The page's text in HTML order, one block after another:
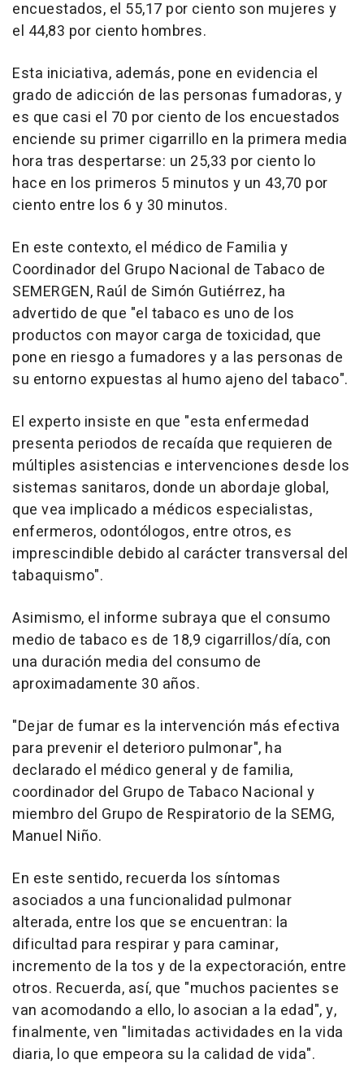
encuestados, el 55,17 por ciento son mujeres y
el 44,83 por ciento hombres.
Esta iniciativa, además, pone en evidencia el
grado de adicción de las personas fumadoras, y
es que casi el 70 por ciento de los encuestados
enciende su primer cigarrillo en la primera media
hora tras despertarse: un 25,33 por ciento lo
hace en los primeros 5 minutos y un 43,70 por
ciento entre los 6 y 30 minutos.
En este contexto, el médico de Familia y
Coordinador del Grupo Nacional de Tabaco de
SEMERGEN, Raúl de Simón Gutiérrez, ha
advertido de que "el tabaco es uno de los
productos con mayor carga de toxicidad, que
pone en riesgo a fumadores y a las personas de
su entorno expuestas al humo ajeno del tabaco".
El experto insiste en que "esta enfermedad
presenta periodos de recaída que requieren de
múltiples asistencias e intervenciones desde los
sistemas sanitaros, donde un abordaje global,
que vea implicado a médicos especialistas,
enfermeros, odontólogos, entre otros, es
imprescindible debido al carácter transversal del
tabaquismo".
Asimismo, el informe subraya que el consumo
medio de tabaco es de 18,9 cigarrillos/día, con
una duración media del consumo de
aproximadamente 30 años.
"Dejar de fumar es la intervención más efectiva
para prevenir el deterioro pulmonar", ha
declarado el médico general y de familia,
coordinador del Grupo de Tabaco Nacional y
miembro del Grupo de Respiratorio de la SEMG,
Manuel Niño.
En este sentido, recuerda los síntomas
asociados a una funcionalidad pulmonar
alterada, entre los que se encuentran: la
dificultad para respirar y para caminar,
incremento de la tos y de la expectoración, entre
otros. Recuerda, así, que "muchos pacientes se
van acomodando a ello, lo asocian a la edad", y,
finalmente, ven "limitadas actividades en la vida
diaria, lo que empeora su la calidad de vida".